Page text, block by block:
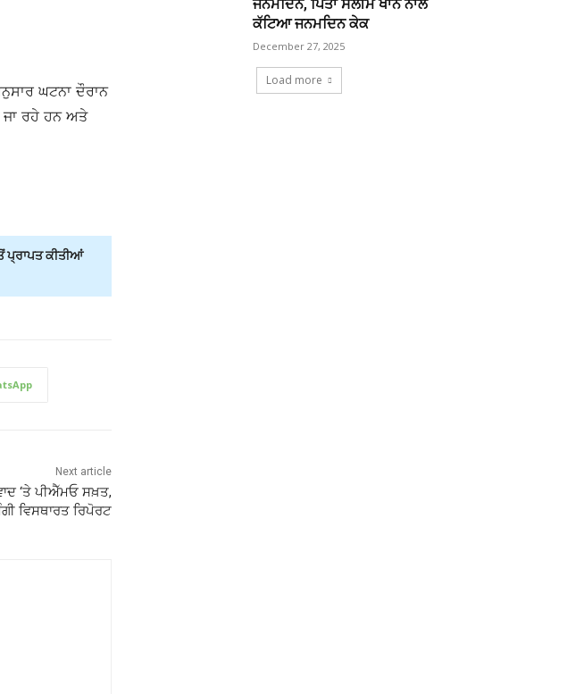
ਘਟਨਾ ਦੌਰਾਨ
ਜਾ ਰਹੇ ਹਨ ਅਤੇ
ਪ੍ਰਾਪਤ ਕੀਤੀਆਂ
Next article
‘ਤੇ ਪੀਐੱਮਓ ਸਖ਼ਤ,
ਵਿਸਥਾਰਤ ਰਿਪੋਰਟ
ਜਨਮਦਿਨ, ਪਿਤਾ ਸਲੀਮ ਖਾਨ ਨਾਲ
ਕੱਟਿਆ ਜਨਮਦਿਨ ਕੇਕ
December 27, 2025
Load more